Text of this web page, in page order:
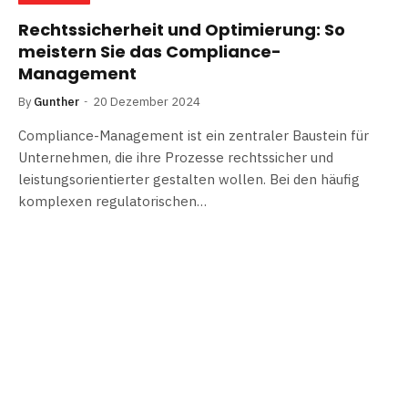
Rechtssicherheit und Optimierung: So
meistern Sie das Compliance-
Management
By Gunther 20 Dezember 2024
Compliance-Management ist ein zentraler Baustein für
Unternehmen, die ihre Prozesse rechtssicher und
leistungsorientierter gestalten wollen. Bei den häufig
komplexen regulatorischen…